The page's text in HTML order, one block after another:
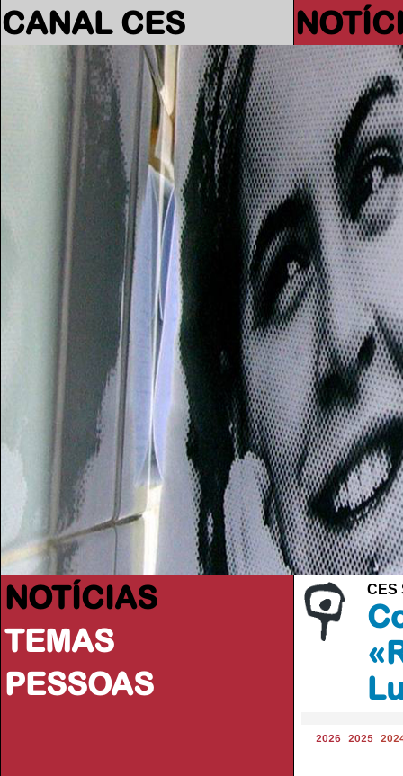
CANAL CES
NOTÍCIAS
TEMAS
PESSOAS
CES
2026 2025